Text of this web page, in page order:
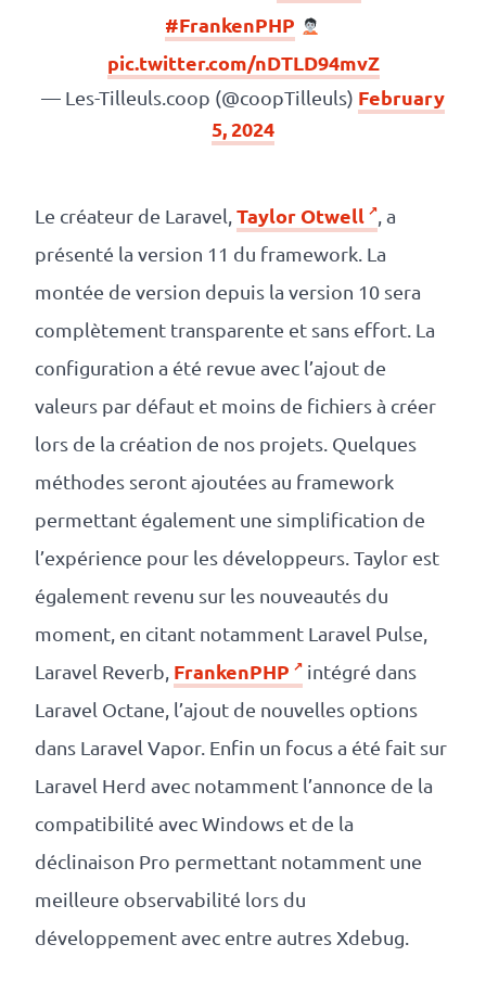
#FrankenPHP
pic.twitter.com/nDTLD94mvZ
— Les-Tilleuls.coop (@coopTilleuls) February
5, 2024
Le créateur de Laravel, Taylor Otwell
, a
présenté la version 11 du framework. La
montée de version depuis la version 10 sera
complètement transparente et sans effort. La
configuration a été revue avec l’ajout de
valeurs par défaut et moins de fichiers à créer
lors de la création de nos projets. Quelques
méthodes seront ajoutées au framework
permettant également une simplification de
l’expérience pour les développeurs. Taylor est
également revenu sur les nouveautés du
moment, en citant notamment Laravel Pulse,
Laravel Reverb, FrankenPHP
intégré dans
Laravel Octane, l’ajout de nouvelles options
dans Laravel Vapor. Enfin un focus a été fait sur
Laravel Herd avec notamment l’annonce de la
compatibilité avec Windows et de la
déclinaison Pro permettant notamment une
meilleure observabilité lors du
développement avec entre autres Xdebug.